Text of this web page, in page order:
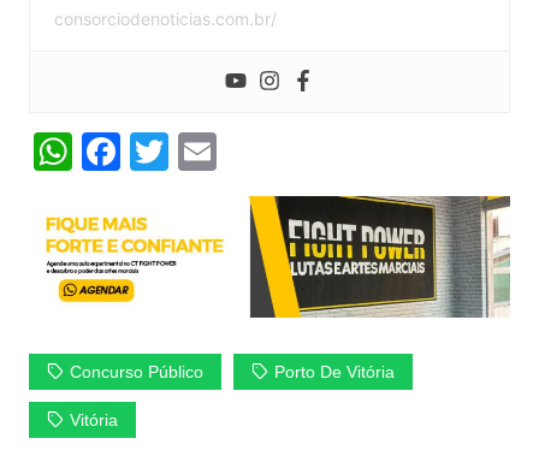
consorciodenoticias.com.br/
W
at
s
A
p
p
F
c
e
b
o
o
T
itt
er
E
m
ai
l
Concurso Público Porto De Vitória
Vitória